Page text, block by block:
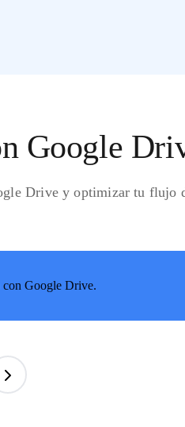
Google
Drive y optimizar tu flujo